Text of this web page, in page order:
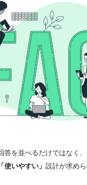
答を並べるだけではなく
使いやすい」 設計が求めら